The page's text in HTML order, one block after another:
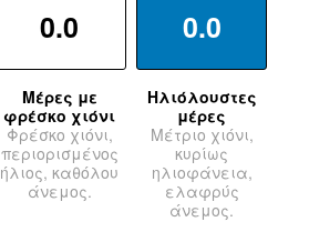
0.0
Μέρες με
φρέσκο χιόνι
Φρέσκο χιόνι,
περιορισμένος
ήλιος, καθόλου
άνεμος.
0.0
Ηλιόλουστες
μέρες
Μέτριο χιόνι,
κυρίως
ηλιοφάνεια,
ελαφρύς
άνεμος.